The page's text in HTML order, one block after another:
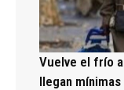
Vuelve el frío
llegan mínimas